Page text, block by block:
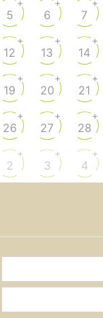
5
+
6
+
7
+
12
+
13
+
14
+
19
+
20
+
21
+
26
+
27
+
28
+
2
+
3
+
4
+